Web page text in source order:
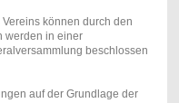
können durch den
werden in einer
beschlossen
auf der Grundlage der